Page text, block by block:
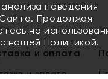
и оплата
и оплата
поведения
Продолжая
на
нашей Политикой.